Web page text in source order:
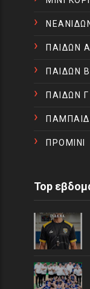
ΠΑΙΔΩΝ Α
ΠΑΙΔΩΝ Β
ΠΑΙΔΩΝ Γ
ΠΡΟΜΙΝΙ
Top